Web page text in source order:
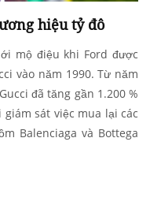
hiệu tỷ đô
mộ điệu khi Ford được
vào năm 1990. Từ năm
đã tăng gần 1.200 %
giám sát việc mua lại các
Balenciaga và Bottega